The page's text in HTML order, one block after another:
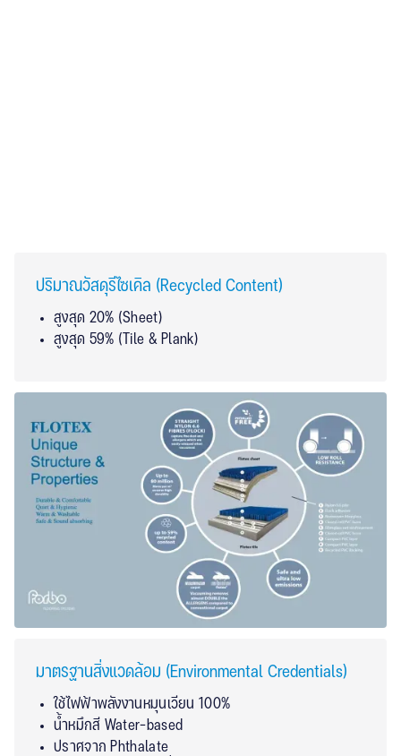
ปริมาณวัสดุรีไซเคิล (Recycled Content)
สูงสุด 20% (Sheet)
สูงสุด 59% (Tile & Plank)
มาตรฐานสิ่งแวดล้อม (Environmental Credentials)
ใช้ไฟฟ้าพลังงานหมุนเวียน 100%
น้ำหมึกสี Water-based
ปราศจาก Phthalate